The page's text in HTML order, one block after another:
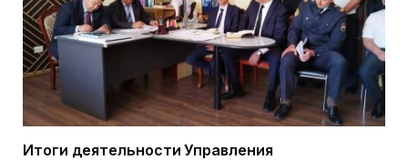
Итоги деятельности Управления